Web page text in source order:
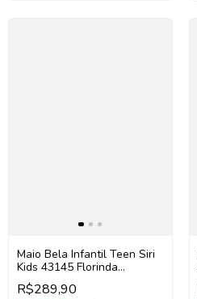
Maio Bela Infantil Teen Siri
Kids 43145 Florinda
(Amarelo/Rosa/Roxo)
R$289,90